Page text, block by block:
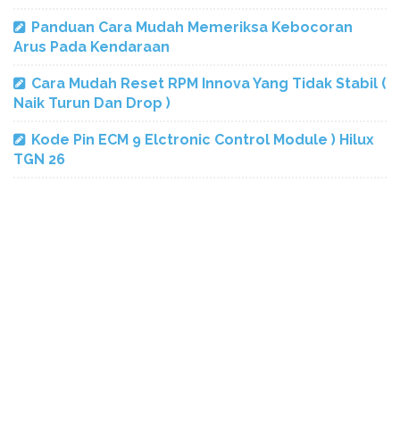
Panduan Cara Mudah Memeriksa Kebocoran
Arus Pada Kendaraan
Cara Mudah Reset RPM Innova Yang Tidak Stabil (
Naik Turun Dan Drop )
Kode Pin ECM 9 Elctronic Control Module ) Hilux
TGN 26